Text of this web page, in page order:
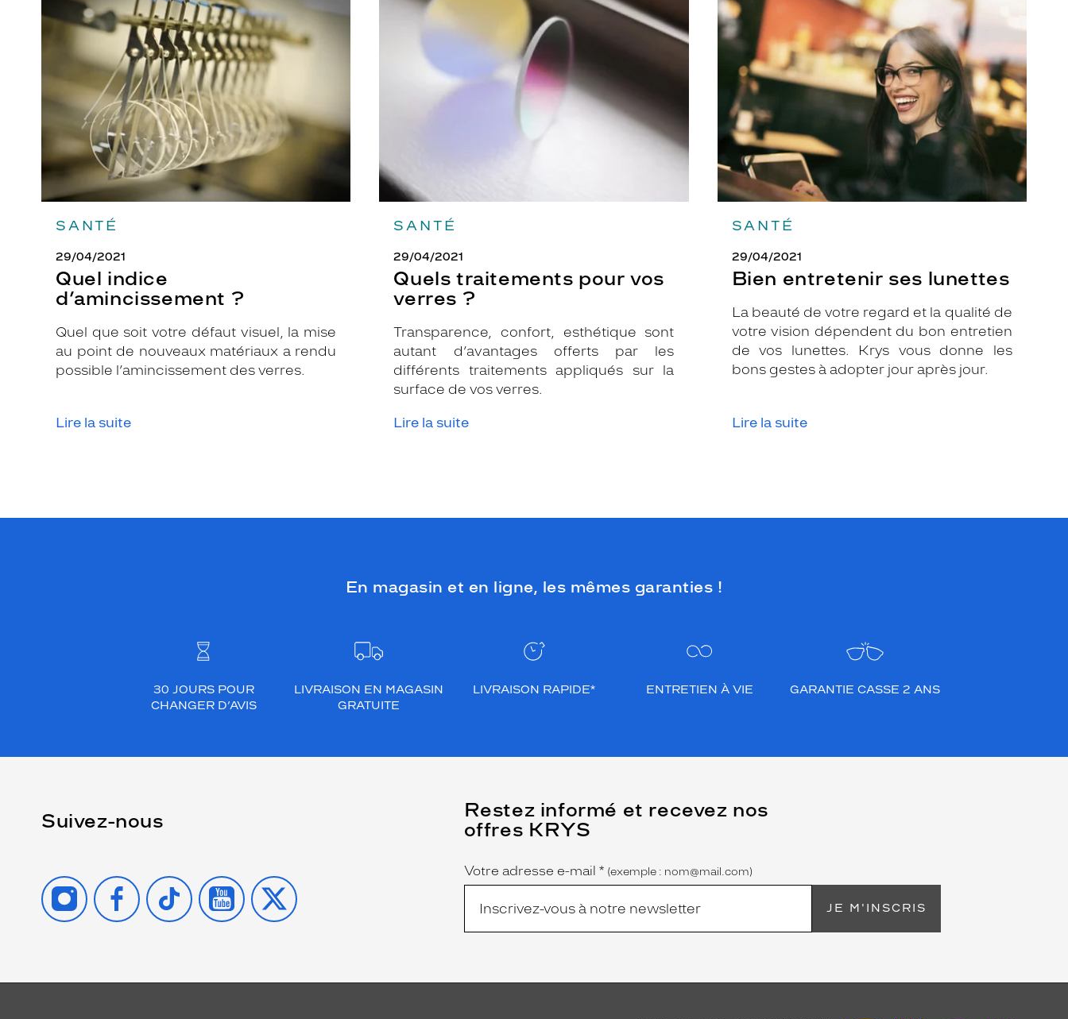
SANTÉ
29/04/2021
Quel indice
d’amincissement ?
Quel que soit votre défaut visuel, la mise
au point de nouveaux matériaux a rendu
possible l’amincissement des verres.
Lire la suite
indice
d’amincissement
SANTÉ
29/04/2021
Quels traitements pour vos
verres ?
Transparence, confort, esthétique sont
autant d’avantages offerts par les
différents traitements appliqués sur la
surface de vos verres.
Lire la suite
traitements
SANTÉ
29/04/2021
Bien entretenir ses lunettes
La beauté de votre regard et la qualité de
votre vision dépendent du bon entretien
de vos lunettes. Krys vous donne les
bons gestes à adopter jour après jour.
Lire la suite
entretenir
ses
lunettes
En magasin et en ligne, les mêmes garanties !
30 JOURS POUR
CHANGER D’AVIS
LIVRAISON EN MAGASIN
GRATUITE
LIVRAISON RAPIDE* ENTRETIEN À VIE GARANTIE CASSE 2 ANS
Suivez-nous
INSTAGRAMFACEBOOK
TIKTOK YOUTUBE
X
Restez informé et recevez nos
offres KRYS
Name
Votre adresse e-mail *
(Ce
champ
est
obligatoire)
(exemple : nom@mail.com)
JE M'INSCRIS